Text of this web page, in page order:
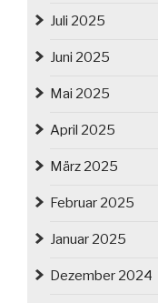
Juli 2025
Juni 2025
Mai 2025
April 2025
März 2025
Februar 2025
Januar 2025
Dezember 2024